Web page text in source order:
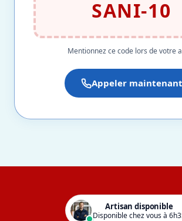
SANI-10
Mentionnez ce code lors de votre
Appeler maintenant
Artisan disponible
Disponible chez vous à